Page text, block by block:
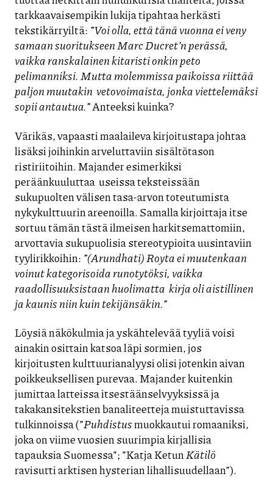
tarkkaavaisempikin lukija tipahtaa herkästi
tekstikärryiltä: ”Voi olla, että tänä vuonna ei veny
samaan suoritukseen Marc Ducret’n perässä,
vaikka ranskalainen kitaristi onkin peto
pelimanniksi. Mutta molemmissa paikoissa riittää
paljon muutakin vetovoimaista, jonka viettelemäksi
sopii antautua.”Anteeksi kuinka?
Värikäs, vapaasti maalaileva kirjoitustapa johtaa
lisäksi joihinkin arveluttaviin sisältötason
ristiriitoihin. Majander esimerkiksi
peräänkuuluttaa useissa teksteissään
sukupuolten välisen tasa-arvon toteutumista
nykykulttuurin areenoilla. Samalla kirjoittaja itse
sortuu tämän tästä ilmeisen harkitsemattomiin,
arvottavia sukupuolisia stereotypioita uusintaviin
tyylirikkoihin: ”(Arundhati) Royta ei muutenkaan
voinut kategorisoida runotytöksi, vaikka
raadollisuuksistaan huolimatta kirja oli aistillinen
ja kaunis niin kuin tekijänsäkin.”
Löysiä näkökulmia ja yskähtelevää tyyliä voisi
ainakin osittain katsoa läpi sormien, jos
kirjoitusten kulttuurianalyysi olisi jotenkin aivan
poikkeuksellisen purevaa. Majander kuitenkin
jumittaa latteissa itsestäänselvyyksissä ja
takakansitekstien banaliteetteja muistuttavissa
tulkinnoissa (”Puhdistusmuokkautui romaaniksi,
joka on viime vuosien suurimpia kirjallisia
tapauksia Suomessa”; ”Katja KetunKätilö
ravisutti arktisen hysterian lihallisuudellaan”).